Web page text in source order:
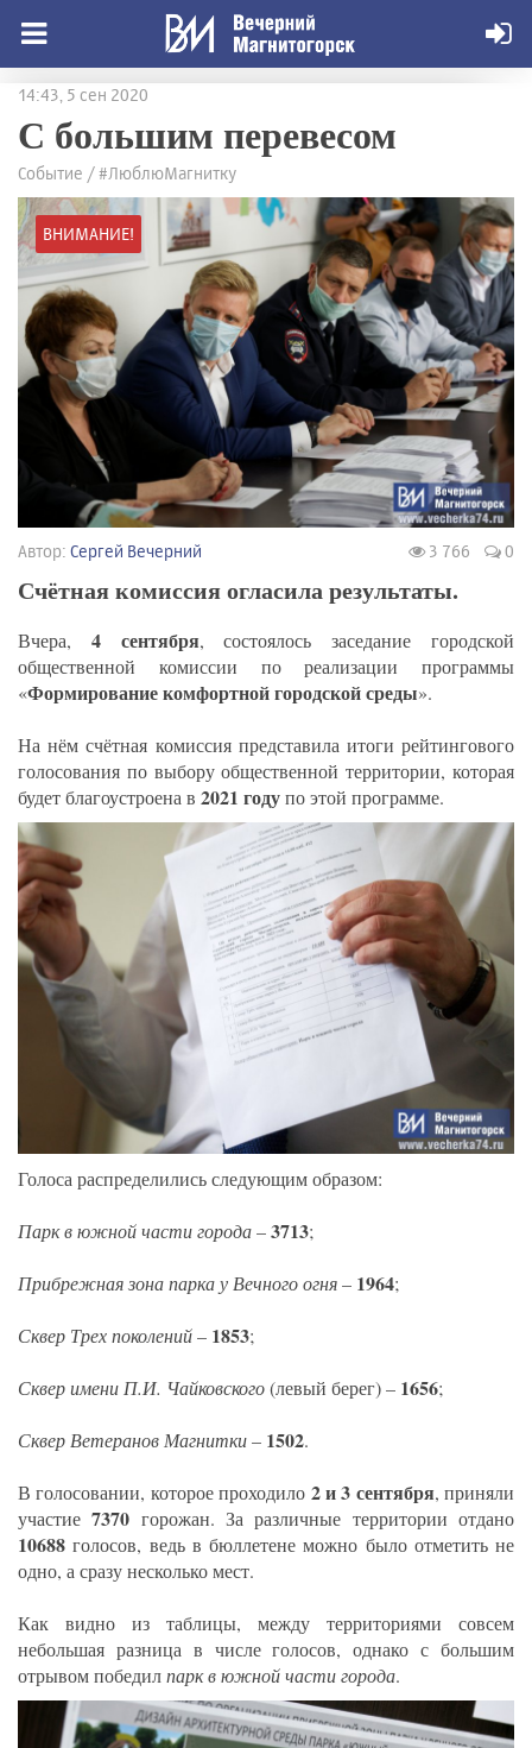
14:43, 5 сен 2020
С большим перевесом
Событие / #ЛюблюМагнитку
ВНИМАНИЕ!
Автор: Сергей Вечерний 3 766 0
Счётная комиссия огласила результаты.
Вчера, 4 сентября, состоялось заседание городской
общественной комиссии по реализации программы
«Формирование комфортной городской среды».
На нём счётная комиссия представила итоги рейтингового
голосования по выбору общественной территории, которая
будет благоустроена в 2021 годупо этой программе.
Голоса распределились следующим образом:
Парк в южной части города–3713;
Прибрежная зона парка у Вечного огня– 1964;
Сквер Трех поколений– 1853;
Сквер имени П.И. Чайковского(левый берег) – 1656;
Сквер Ветеранов Магнитки– 1502.
В голосовании, которое проходило 2 и 3 сентября, приняли
участие7370 горожан. За различные территории отдано
10688 голосов, ведь в бюллетене можно было отметить не
одно, а сразу несколько мест.
Как видно из таблицы, между территориями совсем
небольшая разница в числе голосов, однако с большим
отрывом победилпарк в южной части города.